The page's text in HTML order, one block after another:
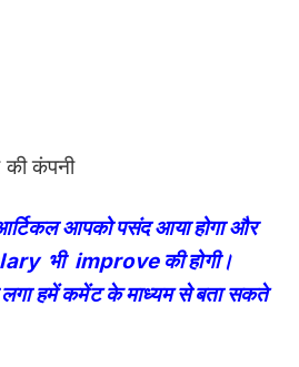
की कंपनी
आपको पसंद आया होगा और
भी improve की होगी।
हमें कमेंट के माध्यम से बता सकते